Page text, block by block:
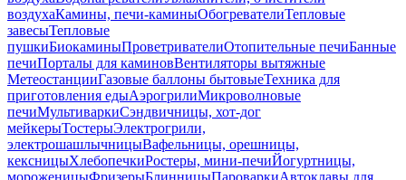
воздухаКамины, печи-каминыОбогревателиТепловые
завесыТепловые
пушкиБиокаминыПроветривателиОтопительные печиБанные
печиПорталы для каминовВентиляторы вытяжные
МетеостанцииГазовые баллоны бытовыеТехника для
приготовления едыАэрогрилиМикроволновые
печиМультиваркиСэндвичницы, хот-дог
мейкерыТостерыЭлектрогрили,
электрошашлычницыВафельницы, орешницы,
кексницыХлебопечкиРостеры, мини-печиЙогуртницы,
мороженицыФризерыБлинницыПароваркиАвтоклавы для